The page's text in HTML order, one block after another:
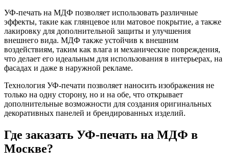
УФ-печать на МДФ позволяет использовать различные
эффекты, такие как глянцевое или матовое покрытие, а также
лакировку для дополнительной защиты и улучшения
внешнего вида. МДФ также устойчив к внешним
воздействиям, таким как влага и механические повреждения,
что делает его идеальным для использования в интерьерах, на
фасадах и даже в наружной рекламе.
Технология УФ-печати позволяет наносить изображения не
только на одну сторону, но и на обе, что открывает
дополнительные возможности для создания оригинальных
декоративных панелей и брендированных изделий.
Где заказать УФ-печать на МДФ в
Москве?